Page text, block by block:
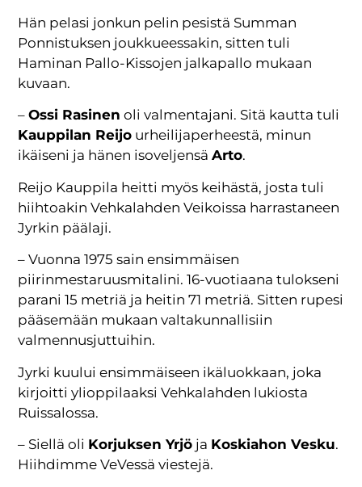
Hän pelasi jonkun pelin pesistä Summan
Ponnistuksen joukkueessakin, sitten tuli
Haminan Pallo-Kissojen jalkapallo mukaan
kuvaan.
–Ossi Rasinen oli valmentajani. Sitä kautta tuli
Kauppilan Reijo urheilijaperheestä, minun
ikäiseni ja hänen isoveljensäArto.
Reijo Kauppila heitti myös keihästä, josta tuli
hiihtoakin Vehkalahden Veikoissa harrastaneen
Jyrkin päälaji.
– Vuonna 1975 sain ensimmäisen
piirinmestaruusmitalini. 16-vuotiaana tulokseni
parani 15 metriä ja heitin 71 metriä. Sitten rupesi
pääsemään mukaan valtakunnallisiin
valmennusjuttuihin.
Jyrki kuului ensimmäiseen ikäluokkaan, joka
kirjoitti ylioppilaaksi Vehkalahden lukiosta
Ruissalossa.
– Siellä oli Korjuksen Yrjö ja Koskiahon Vesku.
Hiihdimme VeVessä viestejä.